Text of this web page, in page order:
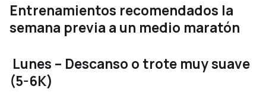
Entrenamientos recomendados la
semana previa a un medio maratón
Lunes – Descanso o trote muy suave
(5-6K)